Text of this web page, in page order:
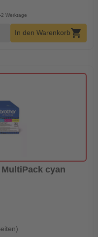
Werktage
Menge
In den Warenkorbshopping_cart
cyan